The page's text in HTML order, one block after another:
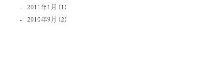
2011年1月 (1)
2010年9月 (2)